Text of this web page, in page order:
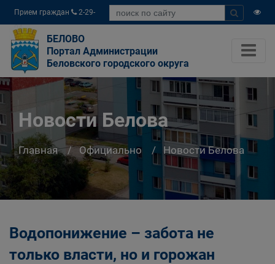
Прием граждан
2-29-
04
БЕЛОВО
Портал Администрации
Беловского городского округа
Новости Белова
Главная Официально Новости Белова
Водопонижение – забота не
только власти, но и горожан